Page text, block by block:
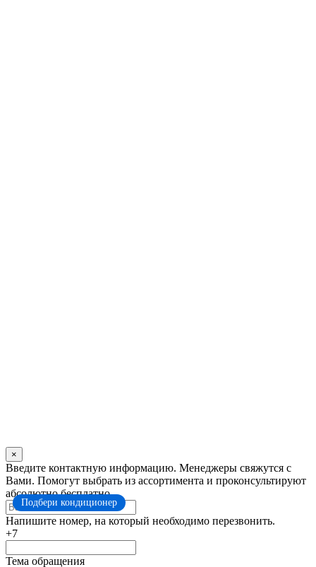
Подбери кондиционер
×
Оставьте
это
поле
пустым
Введите контактную информацию. Менеджеры свяжутся с
Вами. Помогут выбрать из ассортимента и проконсультируют
абсолютно бесплатно.
Напишите номер, на который необходимо перезвонить.
+7
Тема обращения